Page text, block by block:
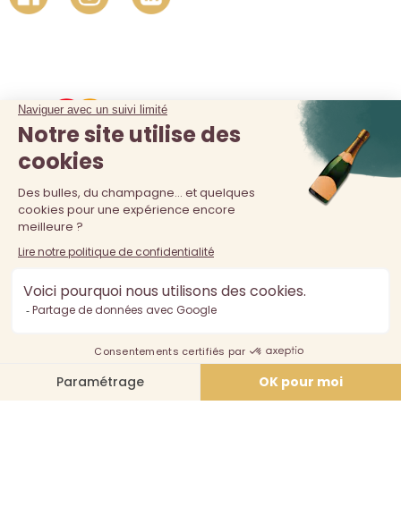
La vente d'alcool est interdite au moins de 18 ans. L'abus
d'alcool est dangereux pour la santé, à consommer avec
modération.